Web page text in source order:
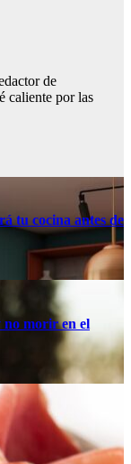
de
caliente por las
tu cocina antes de
no morir en el